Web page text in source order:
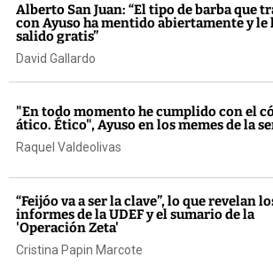
Alberto San Juan: “El tipo de barba que
con Ayuso ha mentido abiertamente y le
salido gratis”
David Gallardo
"En todo momento he cumplido con el
ático. Ético", Ayuso en los memes de la
Raquel Valdeolivas
“Feijóo va a ser la clave”, lo que revelan
informes de la UDEF y el sumario de la
'Operación Zeta'
Cristina Papin Marcote